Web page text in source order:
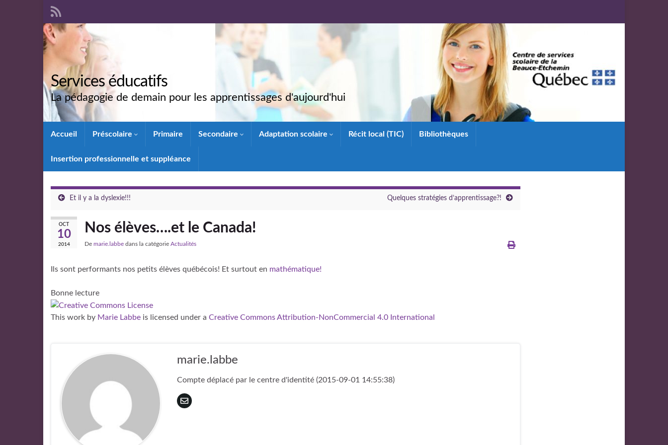
Services éducatifs
La pédagogie de demain pour les apprentissages d'aujourd'hui
Accueil Préscolaire Primaire Secondaire Adaptation scolaire Récit local (TIC) Bibliothèques
Insertion professionnelle et suppléance
Et il y a la dyslexie!!! Quelques stratégies d’apprentissage?!
OCT
10
2014
Nos élèves….et le Canada!
De marie.labbe dans la catégorie Actualités
Ils sont performants nos petits élèves québécois! Et surtout en mathématique!
Bonne lecture
This work by Marie Labbe is licensed under a Creative Commons Attribution-NonCommercial 4.0 International
marie.labbe
Compte déplacé par le centre d'identité (2015-09-01 14:55:38)